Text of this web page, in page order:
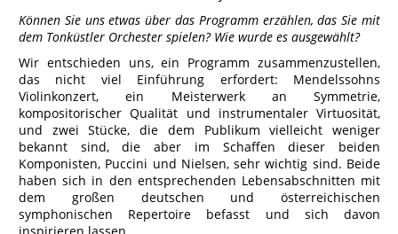
Können Sie uns etwas über das Programm erzählen, das Sie mit
dem Tonküstler Orchester spielen? Wie wurde es ausgewählt?
Wir entschieden uns, ein Programm zusammenzustellen,
das nicht viel Einführung erfordert: Mendelssohns
Violinkonzert, ein Meisterwerk an Symmetrie,
kompositorischer Qualität und instrumentaler Virtuosität,
und zwei Stücke, die dem Publikum vielleicht weniger
bekannt sind, die aber im Schaffen dieser beiden
Komponisten, Puccini und Nielsen, sehr wichtig sind. Beide
haben sich in den entsprechenden Lebensabschnitten mit
dem großen deutschen und österreichischen
symphonischen Repertoire befasst und sich davon